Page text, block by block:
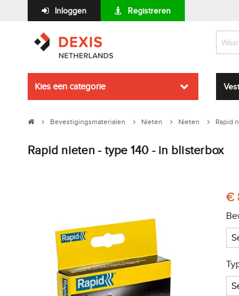
Inloggen Registreren
Kies een categorie
Bevestigingsmaterialen Nieten Nieten Rapid
Rapid nieten - type 140 - in blisterbox
€